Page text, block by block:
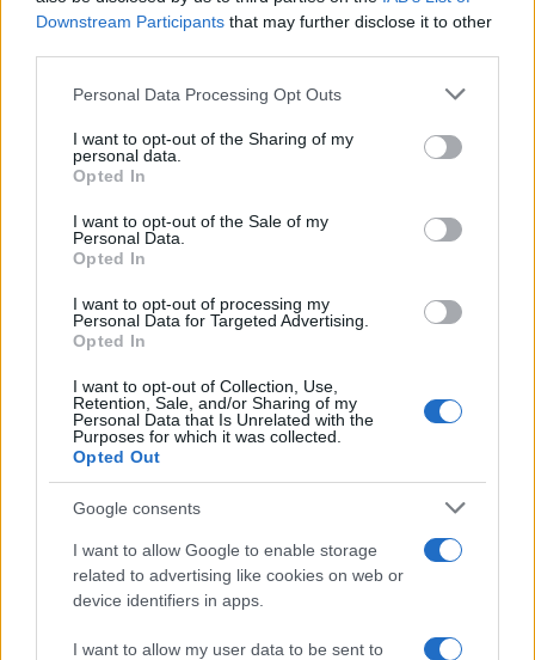
Downstream Participants that may further disclose it to other
Please note that this website/app uses one or more Google
not limited to your visit or usage behaviour. You may click to
grant or deny consent to Google and its third-party tags to
use your data for below specified purposes in below Google
consent section.
Personal Data Processing Opt Outs
I want to opt-out of the Sharing of my
personal data.
Opted In
I want to opt-out of the Sale of my
Personal Data.
Opted In
I want to opt-out of processing my
Personal Data for Targeted Advertising.
Opted In
I want to opt-out of Collection, Use,
Retention, Sale, and/or Sharing of my
Personal Data that Is Unrelated with the
Purposes for which it was collected.
Opted Out
Google consents
I want to allow Google to enable storage
related to advertising like cookies on web or
device identifiers in apps.
I want to allow my user data to be sent to
sportolás megengedett.
A szabadidős létesítményeket zárva
kell tartani.
A felsőoktatás csak online formában
megengedett, a felsőoktatási
A középiskolákban 8. osztály felett
Bölcsődék, óvódák és iskolák a 14
éven allattiak számára nyitva
maradnak.
A kórházi dolgozókat, az iskolai
tanárokat és az óvónőket, és a
bölcsődei dolgozókat hetente,
célzottan tesztelni kell, „akkor is, ha
tudjuk, hogy a gyorsteszt csak 50-60
százalékos biztosságot ad” –